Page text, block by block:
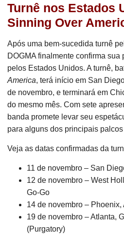
Turnê nos Estados
Sinning Over
Após uma bem-sucedida turnê
DOGMA finalmente confirma
pelos Estados Unidos. A turnê,
America, terá início em San
de novembro, e terminará em
do mesmo mês. Com sete
banda promete levar seu
para alguns dos principais
Veja as datas confirmadas da
11 de novembro – San
12 de novembro – West
Go-Go
14 de novembro –
19 de novembro – Atlanta,
(Purgatory)